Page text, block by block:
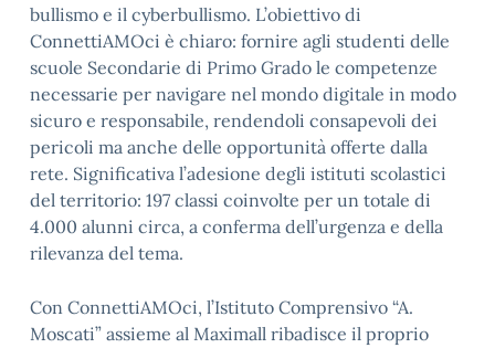
bullismo e il cyberbullismo. L’obiettivo di
ConnettiAMOci è chiaro: fornire agli studenti delle
scuole Secondarie di Primo Grado le competenze
necessarie per navigare nel mondo digitale in modo
sicuro e responsabile, rendendoli consapevoli dei
pericoli ma anche delle opportunità offerte dalla
rete. Significativa l’adesione degli istituti scolastici
del territorio: 197 classi coinvolte per un totale di
4.000 alunni circa, a conferma dell’urgenza e della
rilevanza del tema.
Con ConnettiAMOci, l’Istituto Comprensivo “A.
Moscati” assieme al Maximall ribadisce il proprio